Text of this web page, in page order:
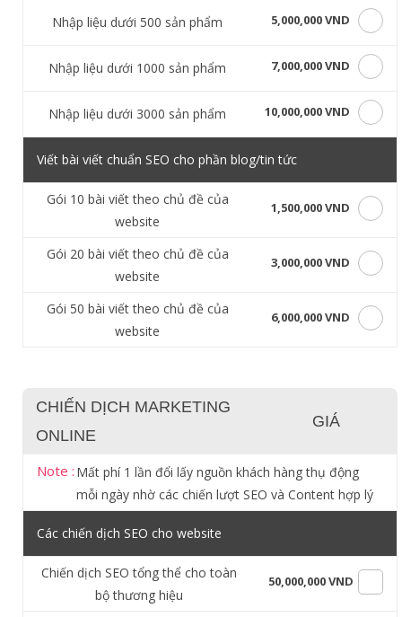
Nhập liệu dưới 500 sản phẩm 5,000,000 VND
Nhập liệu dưới 1000 sản phẩm 7,000,000 VND
Nhập liệu dưới 3000 sản phẩm 10,000,000 VND
Viết bài viết chuẩn SEO cho phần blog/tin tức
Gói 10 bài viết theo chủ đề của
website
1,500,000 VND
Gói 20 bài viết theo chủ đề của
website
3,000,000 VND
Gói 50 bài viết theo chủ đề của
website
6,000,000 VND
CHIẾN DỊCH MARKETING
ONLINE
GIÁ
Note : Mất phí 1 lần đổi lấy nguồn khách hàng thụ động
mỗi ngày nhờ các chiến lượt SEO và Content hợp lý
Các chiến dịch SEO cho website
Chiến dịch SEO tổng thể cho toàn
bộ thương hiệu
50,000,000 VND